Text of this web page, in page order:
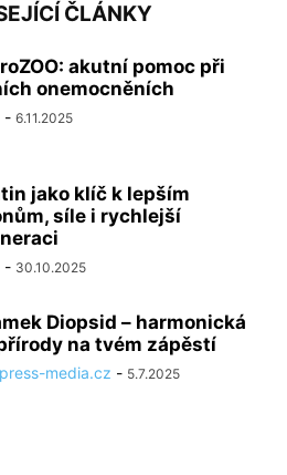
ČLÁNKY
akutní pomoc při
onemocněních
- 6.11.2025
jako klíč k lepším
síle i rychlejší
- 30.10.2025
Diopsid – harmonická
na tvém zápěstí
media.cz - 5.7.2025